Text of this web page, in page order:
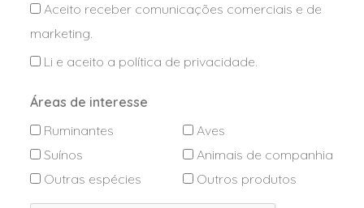
Aceito receber comunicações comerciais e de
marketing.
Li e aceito a política de privacidade.
Áreas de interesse
Ruminantes
Aves
Suínos
Animais de companhia
Outras espécies
Outros produtos